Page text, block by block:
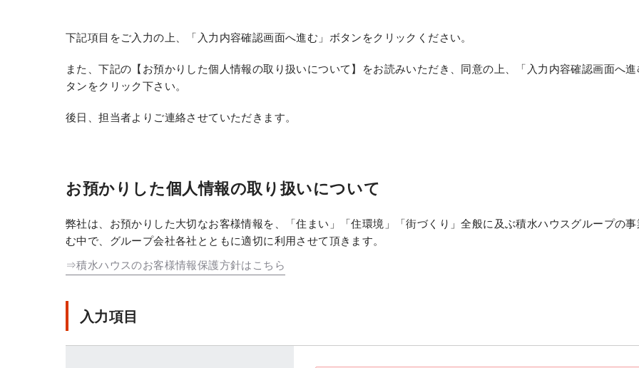
下記項目をご入力の上、「入力内容確認画面へ進む」ボタンをクリックください。
また、下記の【お預かりした個人情報の取り扱いについて】をお読みいただき、同意の上、「入力内容確認画面へ
タンをクリック下さい。
後日、担当者よりご連絡させていただきます。
お預かりした個人情報の取り扱いについて
弊社は、お預かりした大切なお客様情報を、「住まい」「住環境」「街づくり」全般に及ぶ積水ハウスグループの
む中で、グループ会社各社とともに適切に利用させて頂きます。
⇒積水ハウスのお客様情報保護方針はこちら
入力項目